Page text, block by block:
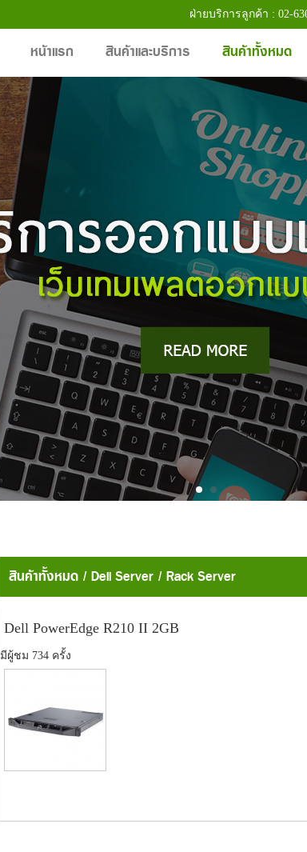
ฝ่ายบริการลูกค้า : 02-
หน้าแรก สินค้าและบริการ สินค้าทั้งหมด
สินค้าทั้งหมด /Dell Server /Rack Server
Dell PowerEdge R210 II 2GB
มีผู้ชม 734 ครั้ง